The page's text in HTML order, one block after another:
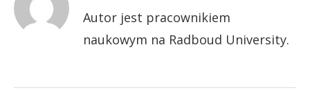
Autor jest pracownikiem
naukowym na Radboud University.